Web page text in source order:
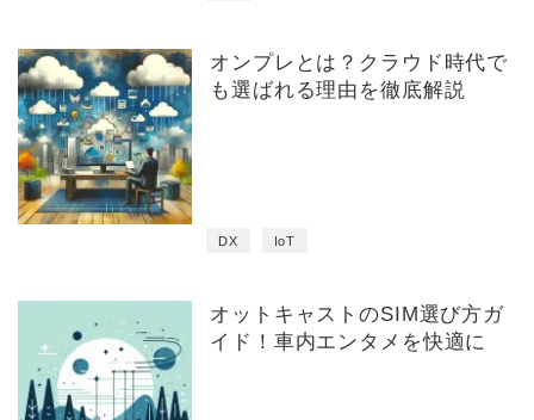
オンプレとは？クラウド時代で
も選ばれる理由を徹底解説
DX IoT
オットキャストのSIM選び方ガ
イド！車内エンタメを快適に